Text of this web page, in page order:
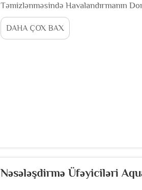
Təmizlənməsində Havalandırmanın
müəssisəsində ümumi enerji
DAHA ÇOX BAX
Nəsələşdirmə Üfəyiciləri